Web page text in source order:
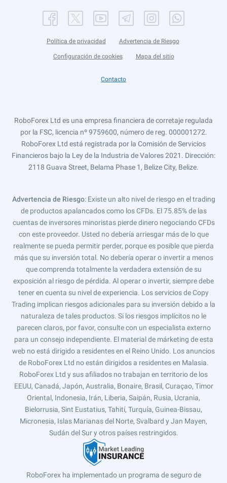
Política de privacidad Advertencia de Riesgo
Configuración de cookies Mapa del sitio
Contacto
RoboForex Ltd es una empresa financiera de corretaje regulada
por la FSC, licencia nº 9759600, número de reg. 000001272.
RoboForex Ltd está registrada por la Comisión de Servicios
Financieros bajo la Ley de la Industria de Valores 2021. Dirección:
2118 Guava Street, Belama Phase 1, Belize City, Belize.
Advertencia de Riesgo: Existe un alto nivel de riesgo en el trading
de productos apalancados como los CFDs. El 75.85% de las
cuentas de inversores minoristas pierde dinero negociando CFDs
con este proveedor. Usted no debería arriesgar más de lo que
realmente se pueda permitir perder, porque es posible que pierda
más que su inversión total. No debería operar o invertir a menos
que comprenda totalmente la verdadera extensión de su
exposición al riesgo de pérdida. Al operar o invertir, siempre debe
tener en cuenta su nivel de experiencia. Los servicios de Copy
Trading implican riesgos adicionales para su inversión debido a la
naturaleza de tales productos. Si los riesgos implícitos no le
parecen claros, por favor, consulte con un especialista externo
para un consejo independiente. El material de márketing de esta
web no está dirigido a residentes en el Reino Unido. Los anuncios
de RoboForex Ltd no están dirigidos a residentes en Malasia.
RoboForex Ltd y sus afiliados no trabajan en territorio de los
EEUU, Canadá, Japón, Australia, Bonaire, Brasil, Curaçao, Timor
Oriental, Indonesia, Irán, Liberia, Saipán, Rusia, Ucrania,
Bielorrusia, Sint Eustatius, Tahití, Turquía, Guinea-Bissau,
Micronesia, Islas Marianas del Norte, Svalbard y Jan Mayen,
Sudán del Sur y otros países restringidos.
RoboForex ha implementado un programa de seguro de